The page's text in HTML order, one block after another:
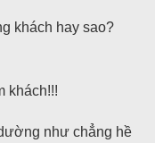
khách hay sao?
khách!!!
như chẳng hề